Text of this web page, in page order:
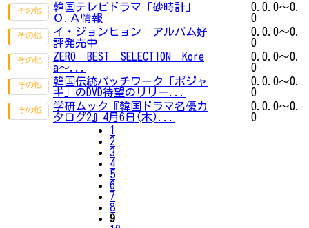
韓国テレビドラマ「砂時計」
Ｏ.Ａ情報
0.0.0～0.
0
イ・ジョンヒョン アルバム好
評発売中
0.0.0～0.
0
ZERO BEST SELECTION Kore
a～...
0.0.0～0.
0
韓国伝統パッチワーク「ポジャ
ギ」のDVD待望のリリー...
0.0.0～0.
0
学研ムック『韓国ドラマ名優カ
タログ2』4月6日(木)...
0.0.0～0.
0
1
2
3
4
5
6
7
8
9